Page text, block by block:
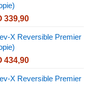
339,90Preisspanne:
bis
X Reversible Premier
434,90Preisspanne:
bis
X Reversible Premier